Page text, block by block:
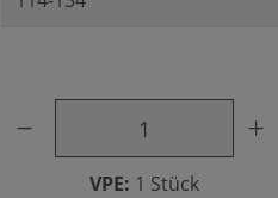
Produkt Anzahl: Gib den
VPE: 1 Stück